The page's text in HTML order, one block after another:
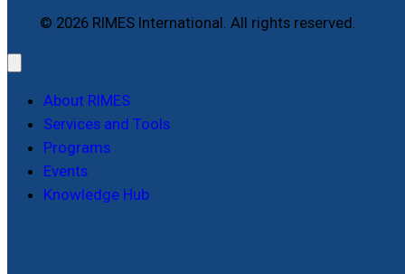
© 2026 RIMES International. All rights reserved.
About RIMES
Services and Tools
Programs
Events
Knowledge Hub